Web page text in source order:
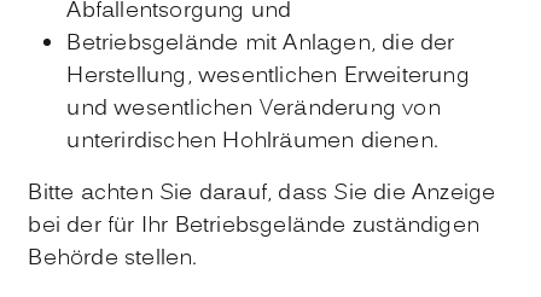
Abfallentsorgung und
Betriebsgelände mit Anlagen, die der
Herstellung, wesentlichen Erweiterung
und wesentlichen Veränderung von
unterirdischen Hohlräumen dienen.
Bitte achten Sie darauf, dass Sie die Anzeige
bei der für Ihr Betriebsgelände zuständigen
Behörde stellen.